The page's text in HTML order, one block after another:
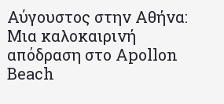
Αύγουστος στην Αθήνα:
Μια καλοκαιρινή
απόδραση στο Apollon
Beach